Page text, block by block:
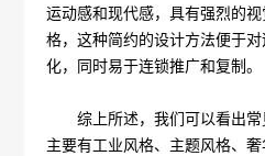
运动感和现代感，具有强烈的
格，这种简约的设计方法便于
化，同时易于连锁推广和复制。
综上所述，我们可以看出常
主要有工业风格、主题风格、